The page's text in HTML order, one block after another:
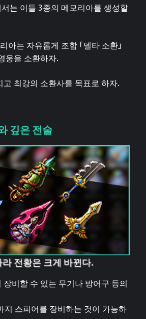
는 이들 3종의 메모리아를 생성할
아는 자유롭게 조합 「델타 소환」
웅을 소환하자.
최강의 소환사를 목표로 하자.
깊은 전술
전황은 크게 바뀐다.
장비할 수 있는 무기나 방어구 등의
지 스피어를 장비하는 것이 가능하